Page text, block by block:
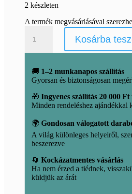
2 készleten
A termék megvásárlásával
fatima
Kosárba
🚚 1–2 munkanapos szállítás
Gyorsan és biztonságosan
🎁Ingyenes szállítás 20 000 Ft
Minden rendeléshez ajándékkal
🌍Gondosan válogatott
A világ különleges helyeiről,
beszerezve
🔄Kockázatmentes vásárlás
Ha nem érzed a tiédnek,
küldjük az árát